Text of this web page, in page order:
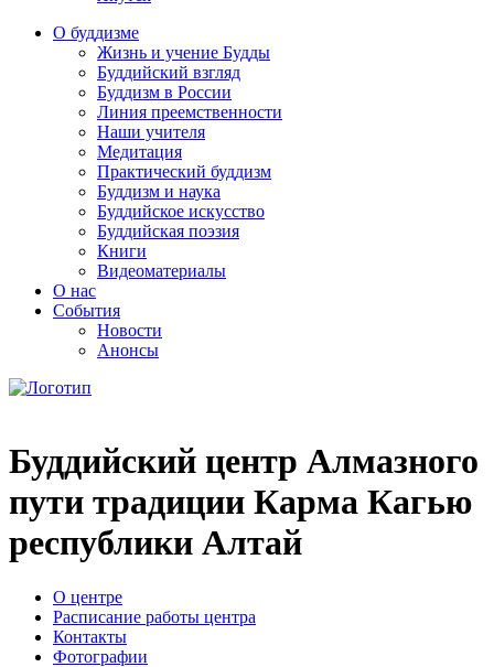
О буддизме
Жизнь и учение Будды
Буддийский взгляд
Буддизм в России
Линия преемственности
Наши учителя
Медитация
Практический буддизм
Буддизм и наука
Буддийское искусство
Буддийская поэзия
Книги
Видеоматериалы
О нас
События
Новости
Анонсы
Буддийский центр Алмазного
пути традиции Карма Кагью
республики Алтай
О центре
Расписание работы центра
Контакты
Фотографии